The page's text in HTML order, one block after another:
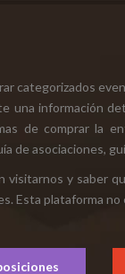
categorizados
información
de comprar la
de asociaciones,
y saber
Esta plataforma